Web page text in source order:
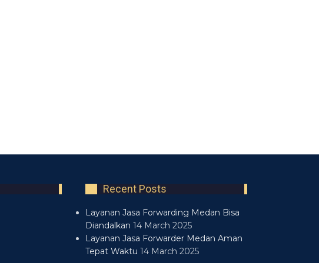
Recent Posts
Layanan Jasa Forwarding Medan Bisa
Diandalkan 14 March 2025
Layanan Jasa Forwarder Medan Aman
Tepat Waktu 14 March 2025